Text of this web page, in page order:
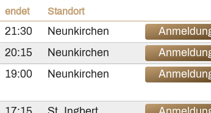
endet Standort
21:30 Neunkirchen
20:15 Neunkirchen
19:00 Neunkirchen